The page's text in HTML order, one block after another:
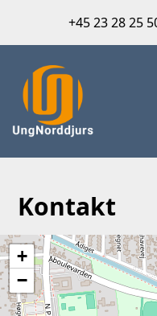
+45 23 28 25
Kontakt
+
−